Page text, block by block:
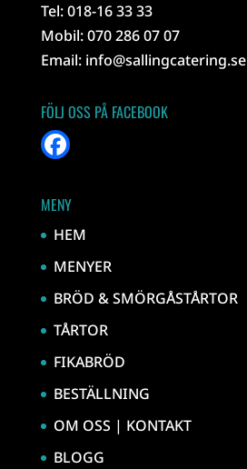
Tel: 018-16 33 33
Mobil: 070 286 07 07
Email: info@sallingcatering.se
FÖLJ OSS PÅ FACEBOOK
MENY
HEM
MENYER
BRÖD & SMÖRGÅSTÅRTOR
TÅRTOR
FIKABRÖD
BESTÄLLNING
OM OSS | KONTAKT
BLOGG